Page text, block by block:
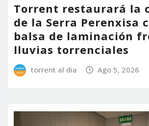
Torrent restaurará la
de la Serra Perenxisa
balsa de laminación
lluvias torrenciales
torrent al dia Ago 5, 2026